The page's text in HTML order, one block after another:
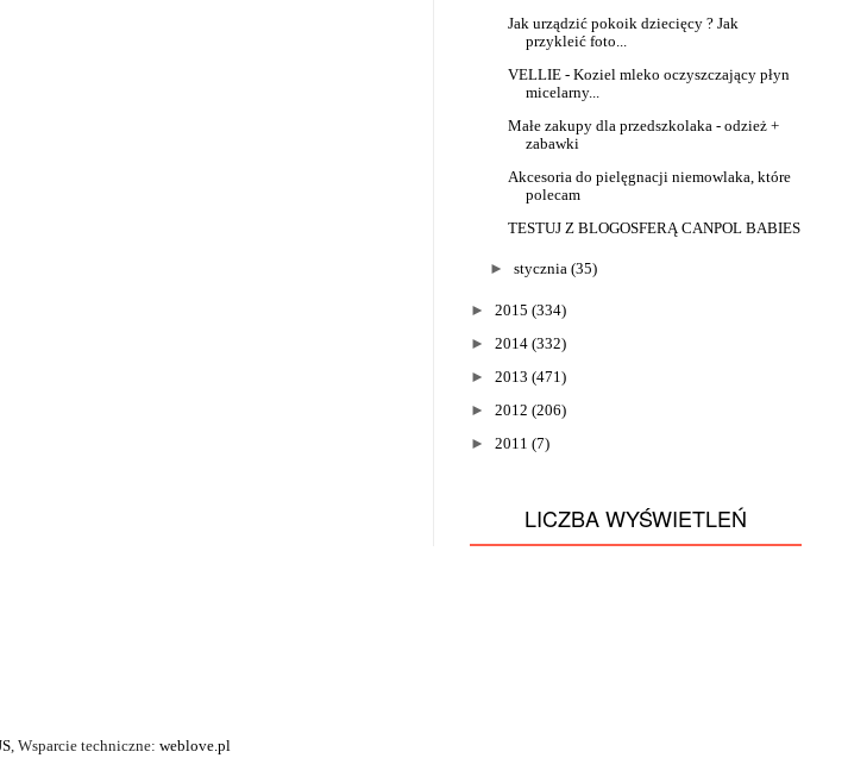
Jak urządzić pokoik dziecięcy ? Jak
przykleić foto...
VELLIE - Koziel mleko oczyszczający płyn
micelarny...
Małe zakupy dla przedszkolaka - odzież +
zabawki
Akcesoria do pielęgnacji niemowlaka, które
polecam
TESTUJ Z BLOGOSFERĄ CANPOL BABIES
► stycznia (35)
► 2015 (334)
► 2014 (332)
► 2013 (471)
► 2012 (206)
► 2011 (7)
LICZBA WYŚWIETLEŃ
, Wsparcie techniczne: weblove.pl